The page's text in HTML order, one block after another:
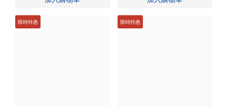
限時特惠 限時特惠